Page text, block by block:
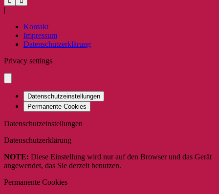
|
Kontakt
Impressum
Datenschutzerklärung
Privacy settings
Datenschutzeinstellungen
Permanente Cookies
Datenschutzeinstellungen
Datenschutzerklärung
NOTE: Diese Einstellung wird nur auf den Browser und das Gerät
angewendet, das Sie derzeit benutzen.
Permanente Cookies